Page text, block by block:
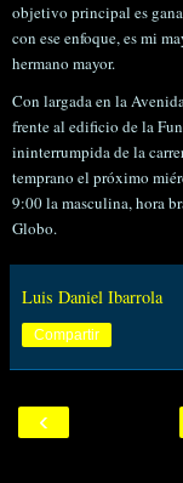
objetivo principal es
con ese enfoque, es mi
hermano mayor.
Con largada en la
frente al edificio de la
ininterrumpida de la
temprano el próximo
9:00 la masculina, hora
Globo.
Luis Daniel Ibarrola
Compartir
‹